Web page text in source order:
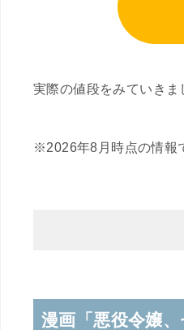
実際の値段をみていきま
※2026年8月時点の情報
漫画「悪役令嬢